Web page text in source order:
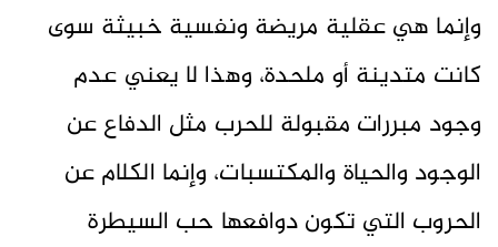
وإنما هي عقلية مريضة ونفسية خبيثة سوى
كانت متدينة أو ملحدة، وهذا لا يعني عدم
وجود مبررات مقبولة للحرب مثل الدفاع عن
الوجود والحياة والمكتسبات، وإنما الكلام عن
الحروب التي تكون دوافعها حب السيطرة